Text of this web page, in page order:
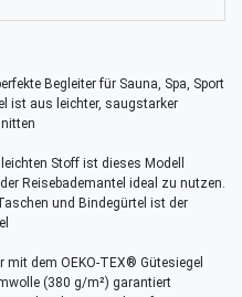
Begleiter für Sauna, Spa, Sport
ist aus leichter, saugstarker
Stoff ist dieses Modell
Reisebademantel ideal zu nutzen.
und Bindegürtel ist der
mit dem OEKO-TEX® Gütesiegel
(380 g/m²) garantiert